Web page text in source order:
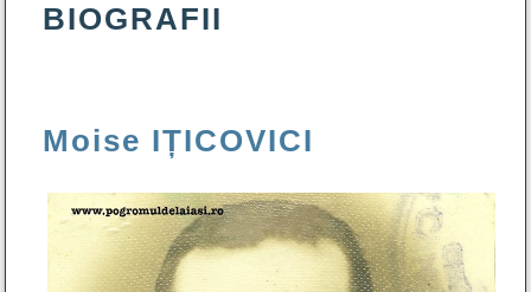
BIOGRAFII
Moise IȚICOVICI